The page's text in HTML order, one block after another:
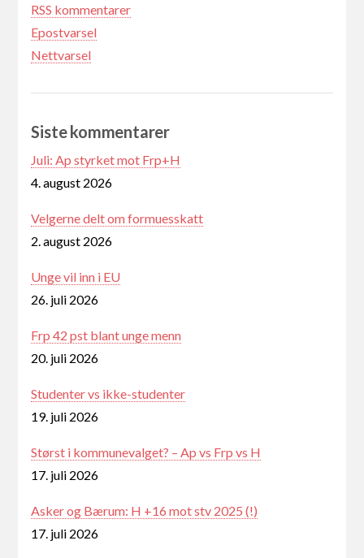
RSS kommentarer
Epostvarsel
Nettvarsel
Siste kommentarer
Juli: Ap styrket mot Frp+H
4. august 2026
Velgerne delt om formuesskatt
2. august 2026
Unge vil inn i EU
26. juli 2026
Frp 42 pst blant unge menn
20. juli 2026
Studenter vs ikke-studenter
19. juli 2026
Størst i kommunevalget? – Ap vs Frp vs H
17. juli 2026
Asker og Bærum: H +16 mot stv 2025 (!)
17. juli 2026